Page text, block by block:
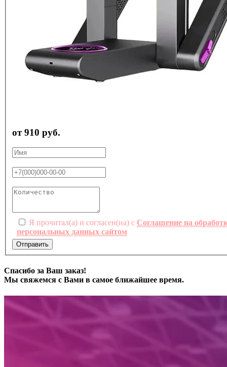
от 910 руб.
Я прочитал(а) и согласен(на) с Соглашение на
персональных данных сайтом
Отправить
Спасибо за Ваш заказ!
Мы свяжемся с Вами в самое ближайшее время.